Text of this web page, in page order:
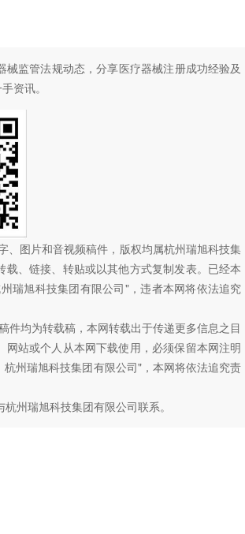
械监管法规动态，分享医疗器械注册成功经验及
资讯。
图片和音视频稿件，版权均属杭州瑞旭科技集
、链接、转贴或以其他方式复制发表。已经本
瑞旭科技集团有限公司"，违者本网将依法追究
均为转载稿，本网转载出于传递更多信息之目
站或个人从本网下载使用，必须保留本网注明
州瑞旭科技集团有限公司"，本网将依法追究责
州瑞旭科技集团有限公司联系。